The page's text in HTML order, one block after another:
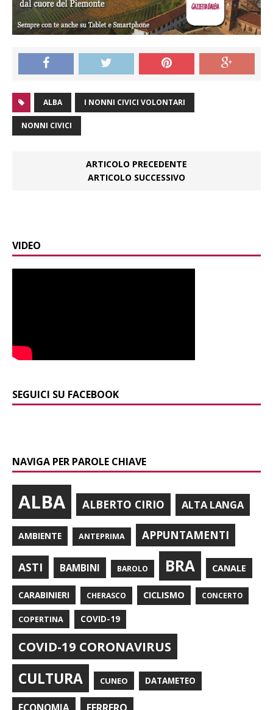
ALBA I NONNI CIVICI VOLONTARI
NONNI CIVICI
ARTICOLO PRECEDENTE
ARTICOLO SUCCESSIVO
VIDEO
SEGUICI SU FACEBOOK
NAVIGA PER PAROLE CHIAVE
ALBA ALBERTO CIRIO ALTA LANGA
AMBIENTE ANTEPRIMA APPUNTAMENTI
ASTI BAMBINI BAROLO BRA CANALE
CARABINIERI CHERASCO CICLISMO CONCERTO
COPERTINA COVID-19
COVID-19 CORONAVIRUS
CULTURA CUNEO DATAMETEO
ECONOMIA